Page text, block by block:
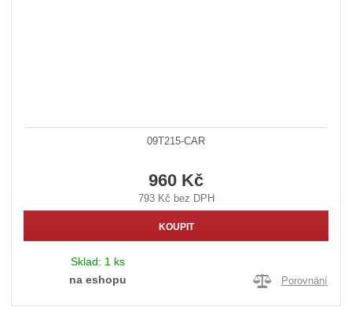
09T215-CAR
960 Kč
793 Kč bez DPH
KOUPIT
Sklad: 1 ks
na eshopu
Porovnání